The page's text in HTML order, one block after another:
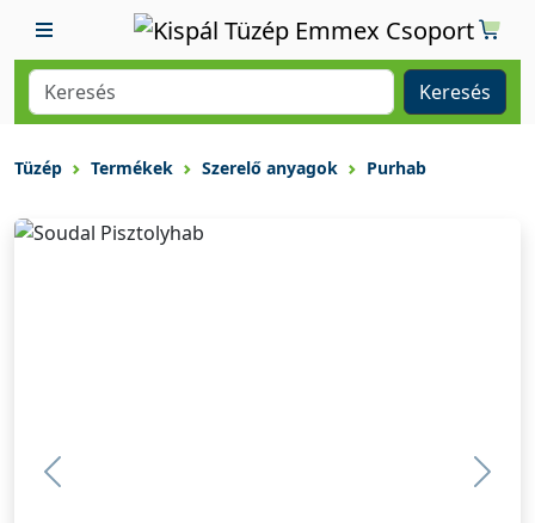
Keresés
Tüzép Termékek Szerelő anyagok Purhab
Previous